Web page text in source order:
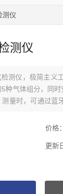
测仪
测仪
测仪，极简主义
种气体组分，同
量时，可通过蓝
强型抗干扰SO2
保标准HJ57-2017
价格：
更新